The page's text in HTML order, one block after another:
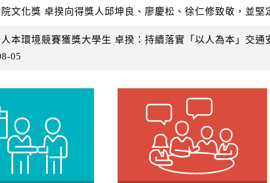
文化獎 卓揆向得獎人邱坤良、廖慶松、徐仁修致敬，並堅
本環境競賽獲獎大學生 卓揆：持續落實「以人為本」交通
05